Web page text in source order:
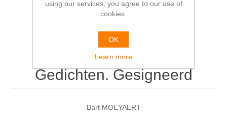
Verzamel de liefde.
Gedichten. Gesigneerd
Bart MOEYAERT
using our services, you agree to our use of
cookies.
OK
Learn more